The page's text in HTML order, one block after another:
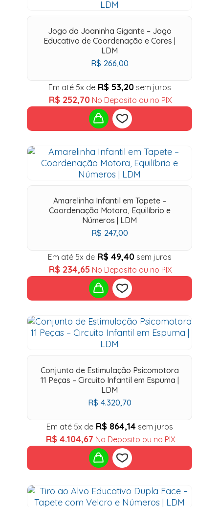
to
wishlist
Jogo da Joaninha Gigante – Jogo
Educativo de Coordenação e Cores |
LDM
R$ 266,00
Em até 5x de R$ 53,20 sem juros
R$ 252,70 No Deposito ou no PIX
Add
to
wishlist
Amarelinha Infantil em Tapete –
Coordenação Motora, Equilíbrio e
Números | LDM
R$ 247,00
Em até 5x de R$ 49,40 sem juros
R$ 234,65 No Deposito ou no PIX
Add
to
wishlist
Conjunto de Estimulação Psicomotora
11 Peças – Circuito Infantil em Espuma |
LDM
R$ 4.320,70
Em até 5x de R$ 864,14 sem juros
R$ 4.104,67 No Deposito ou no PIX
Add